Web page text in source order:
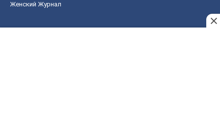
Женский Журнал